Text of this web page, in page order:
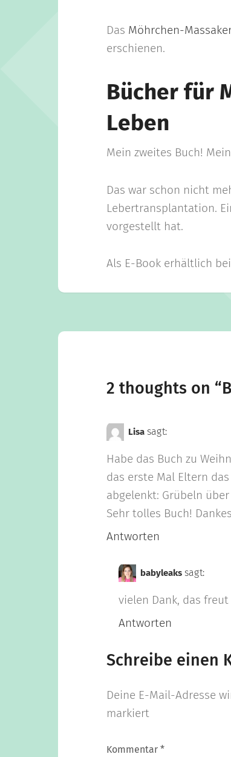
Das Möhrchen-
erschienen.
Bücher für
Leben
Mein zweites Buch!
Das war schon nicht
Lebertransplantation.
vorgestellt hat.
Als E-Book erhältlich
2 thoughts on “
Lisa sagt:
Habe das Buch zu
das erste Mal Eltern
abgelenkt: Grübeln über
Sehr tolles Buch!
Antworten
babyleaks sagt:
vielen Dank, das
Antworten
Schreibe einen
Deine E-Mail-Adresse
markiert
Kommentar *